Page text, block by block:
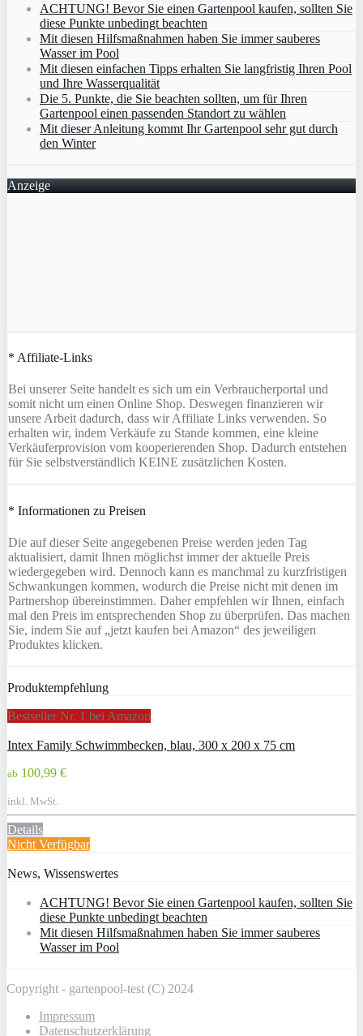
ACHTUNG! Bevor Sie einen Gartenpool kaufen, sollten Sie
diese Punkte unbedingt beachten
Mit diesen Hilfsmaßnahmen haben Sie immer sauberes
Wasser im Pool
Mit diesen einfachen Tipps erhalten Sie langfristig Ihren Pool
und Ihre Wasserqualität
Die 5. Punkte, die Sie beachten sollten, um für Ihren
Gartenpool einen passenden Standort zu wählen
Mit dieser Anleitung kommt Ihr Gartenpool sehr gut durch
den Winter
Anzeige
* Affiliate-Links
Bei unserer Seite handelt es sich um ein Verbraucherportal und
somit nicht um einen Online Shop. Deswegen finanzieren wir
unsere Arbeit dadurch, dass wir Affiliate Links verwenden. So
erhalten wir, indem Verkäufe zu Stande kommen, eine kleine
Verkäuferprovision vom kooperierenden Shop. Dadurch entstehen
für Sie selbstverständlich KEINE zusätzlichen Kosten.
* Informationen zu Preisen
Die auf dieser Seite angegebenen Preise werden jeden Tag
aktualisiert, damit Ihnen möglichst immer der aktuelle Preis
wiedergegeben wird. Dennoch kann es manchmal zu kurzfristigen
Schwankungen kommen, wodurch die Preise nicht mit denen im
Partnershop übereinstimmen. Daher empfehlen wir Ihnen, einfach
mal den Preis im entsprechenden Shop zu überprüfen. Das machen
Sie, indem Sie auf „jetzt kaufen bei Amazon“ des jeweiligen
Produktes klicken.
Produktempfehlung
Bestseller Nr. 1 bei Amazon
Intex Family Schwimmbecken, blau, 300 x 200 x 75 cm
ab 100,99 €
inkl. MwSt.
Details
Nicht Verfügbar
News, Wissenswertes
ACHTUNG! Bevor Sie einen Gartenpool kaufen, sollten Sie
diese Punkte unbedingt beachten
Mit diesen Hilfsmaßnahmen haben Sie immer sauberes
Wasser im Pool
Copyright - gartenpool-test (C) 2024
Impressum
Datenschutzerklärung